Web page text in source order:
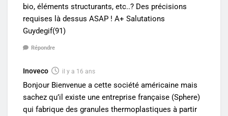
bio, éléments structurants, etc..? Des précisions
requises là dessus ASAP ! A+ Salutations
Guydegif(91)
Répondre
Inoveco il y a 16 ans
Bonjour Bienvenue a cette société américaine mais
sachez qu’il existe une entreprise française (Sphere)
qui fabrique des granules thermoplastiques à partir